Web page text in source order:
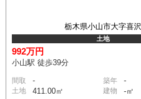
栃木県小山市大字喜沢
土地
992万円
小山駅 徒歩39分
間取 - 築年 -
土地 411.00㎡ 建物 -㎡